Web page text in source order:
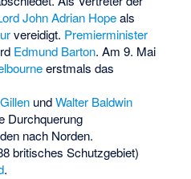
John Adrian Hopeals
vereidigt. Premierminister
Edmund Barton. Am 9. Mai
erstmals das
undWalter Baldwin
Durchquerung
nach Norden.
britisches Schutzgebiet)
.